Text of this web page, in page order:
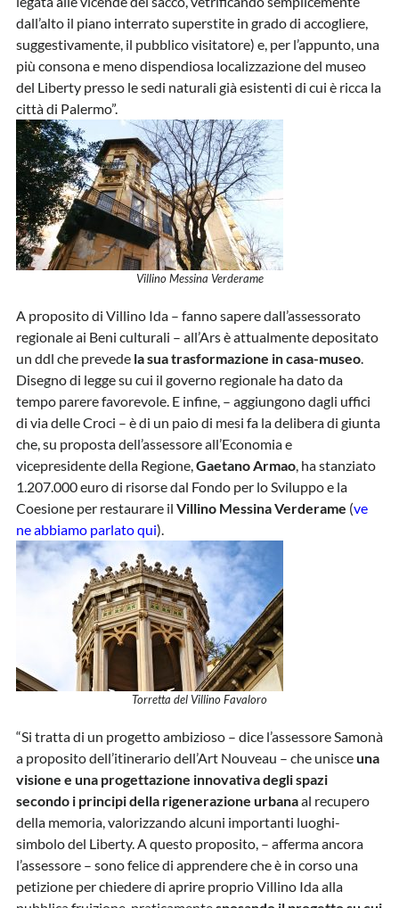
dall’alto il piano interrato superstite in grado di accogliere,
suggestivamente, il pubblico visitatore) e, per l’appunto, una
più consona e meno dispendiosa localizzazione del museo
del Liberty presso le sedi naturali già esistenti di cui è ricca la
città di Palermo”.
Villino Messina Verderame
A proposito di Villino Ida – fanno sapere dall’assessorato
regionale ai Beni culturali – all’Ars è attualmente depositato
un ddl che prevede la sua trasformazione in casa-museo.
Disegno di legge su cui il governo regionale ha dato da
tempo parere favorevole. E infine, – aggiungono dagli uffici
di via delle Croci – è di un paio di mesi fa la delibera di giunta
che, su proposta dell’assessore all’Economia e
vicepresidente della Regione,Gaetano Armao, ha stanziato
1.207.000 euro di risorse dal Fondo per lo Sviluppo e la
Coesione per restaurare il Villino Messina Verderame (ve
ne abbiamo parlato qui).
Torretta del Villino Favaloro
“Si tratta di un progetto ambizioso – dice l’assessore Samonà
a proposito dell’itinerario dell’Art Nouveau – che unisceuna
visione e una progettazione innovativa degli spazi
secondo i principi della rigenerazione urbanaal recupero
della memoria, valorizzando alcuni importanti luoghi-
simbolo del Liberty. A questo proposito, – afferma ancora
l’assessore – sono felice di apprendere che è in corso una
petizione per chiedere di aprire proprio Villino Ida alla